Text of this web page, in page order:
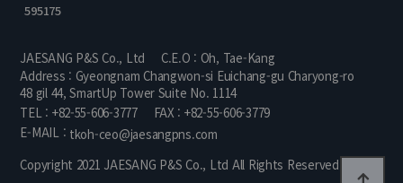
595175
JAESANG P&S Co., Ltd
C.E.O : Oh, Tae-Kang
Address : Gyeongnam Changwon-si Euichang-gu Charyong-ro
48 gil 44, SmartUp Tower Suite No. 1114
TEL : +82-55-606-3777
FAX : +82-55-606-3779
E-MAIL : tkoh-ceo@jaesangpns.com
Copyright 2021 JAESANG P&S Co., Ltd All Rights Reserved.